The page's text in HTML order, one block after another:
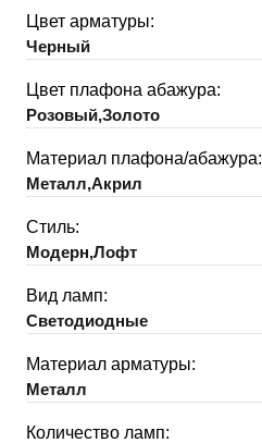
Цвет арматуры:
Черный
Цвет плафона абажура:
Розовый,Золото
Материал плафона/абажура:
Металл,Акрил
Стиль:
Модерн,Лофт
Вид ламп:
Светодиодные
Материал арматуры:
Металл
Количество ламп: